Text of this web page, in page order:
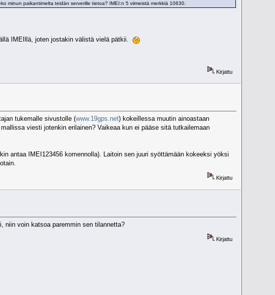
minun paikantimelta teidän serverille tietoa? IMEI:n 5 viimeistä merkkiä 10630.
IMEIllä, joten jostakin välistä vielä pätkii.
Kirjattu
tukemalle sivustolle (www.19gps.net) kokeillessa muutin ainoastaan
viesti jotenkin erilainen? Vaikeaa kun ei pääse sitä tutkailemaan
antaa IMEI123456 komennolla). Laitoin sen juuri syöttämään kokeeksi yöksi
Kirjattu
niin voin katsoa paremmin sen tilannetta?
Kirjattu